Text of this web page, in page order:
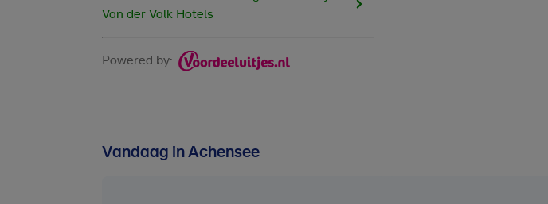
Vandaag in Achensee
Van der Valk Hotels
Powered by: